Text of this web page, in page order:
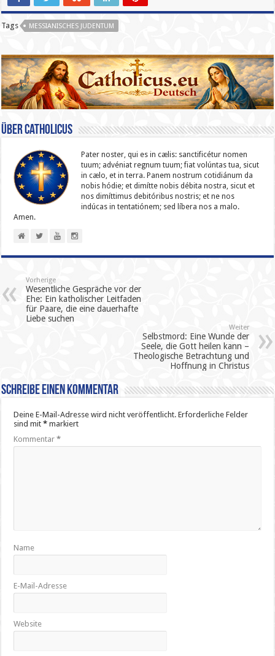
Tags MESSIANISCHES JUDENTUM
Über catholicus
Pater noster, qui es in cælis: sanc­ti­ficétur nomen
tuum; advéniat regnum tuum; fiat volúntas tua, sicut
in cælo, et in terra. Panem nostrum cotidiánum da
nobis hódie; et dimítte nobis débita nostra, sicut et
nos dimíttimus debitóribus nostris; et ne nos
indúcas in ten­ta­tiónem; sed líbera nos a malo.
Amen.
Vorherige
Wesentliche Gespräche vor der
Ehe: Ein katholischer Leitfaden
für Paare, die eine dauerhafte
Liebe suchen
Weiter
Selbstmord: Eine Wunde der
Seele, die Gott heilen kann –
Theologische Betrachtung und
Hoffnung in Christus
Schreibe einen Kommentar
Deine E-Mail-Adresse wird nicht veröffentlicht. Erforderliche Felder
sind mit* markiert
Kommentar*
Name
E-Mail-Adresse
Website